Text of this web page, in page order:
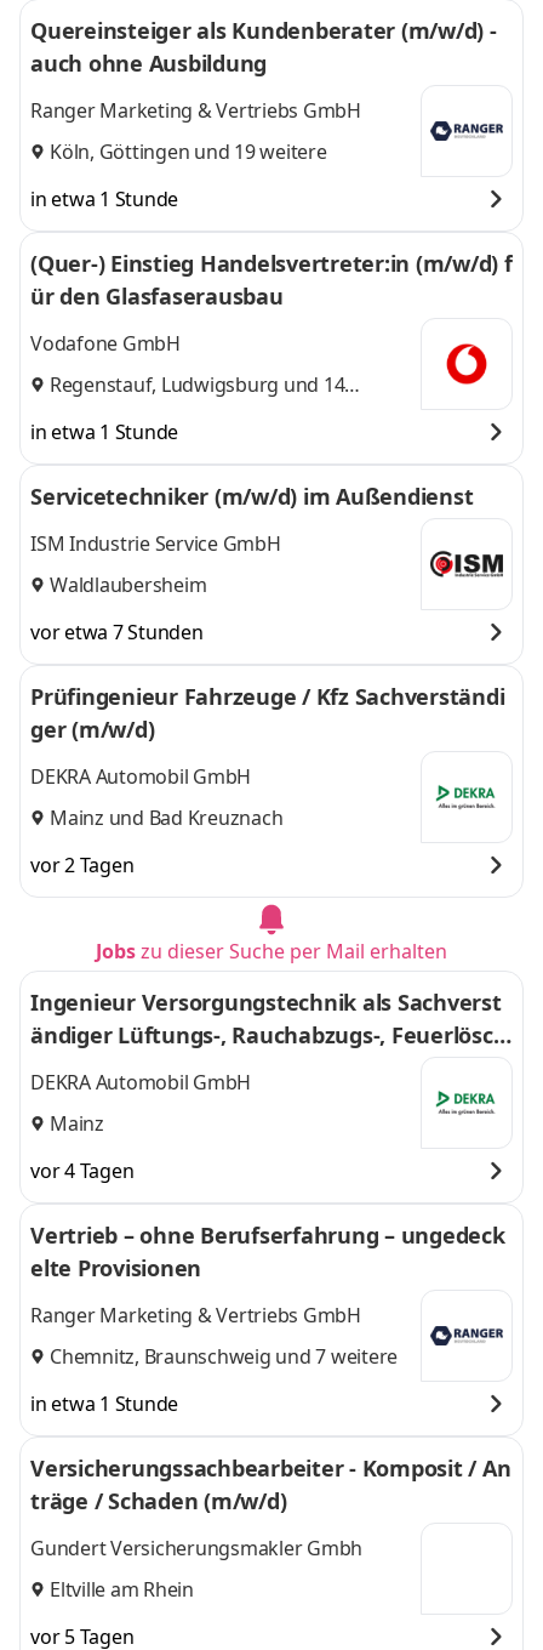
Quereinsteiger als Kundenberater (m/w/d) -
auch ohne Ausbildung
Ranger Marketing & Vertriebs GmbH
Köln, Göttingen und 19 weitere
in etwa 1 Stunde
(Quer-) Einstieg Handelsvertreter:in (m/w/d) f
ür den Glasfaserausbau
Vodafone GmbH
Regenstauf, Ludwigsburg und 14
in etwa 1 Stunde
Servicetechniker (m/w/d) im Außendienst
ISM Industrie Service GmbH
Waldlaubersheim
vor etwa 7 Stunden
Prüfingenieur Fahrzeuge / Kfz Sachverständi
ger (m/w/d)
DEKRA Automobil GmbH
Mainz und Bad Kreuznach
vor 2 Tagen
Jobszu dieser Suche per Mail erhalten
Ingenieur Versorgungstechnik als Sachverst
ändiger Lüftungs-, Rauchabzugs-, Feuerlösch
anlagen (m/w/d)
DEKRA Automobil GmbH
Mainz
vor 4 Tagen
Vertrieb – ohne Berufserfahrung – ungedeck
elte Provisionen
Ranger Marketing & Vertriebs GmbH
Chemnitz, Braunschweig und 7 weitere
in etwa 1 Stunde
Versicherungssachbearbeiter - Komposit / An
träge / Schaden (m/w/d)
Gundert Versicherungsmakler Gmbh
Eltville am Rhein
vor 5 Tagen